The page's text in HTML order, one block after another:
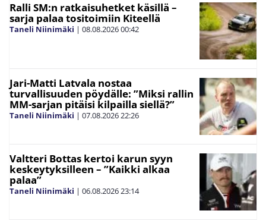
Ralli SM:n ratkaisuhetket käsillä –
sarja palaa tositoimiin Kiteellä
Taneli Niinimäki | 08.08.202600:42
Jari-Matti Latvala nostaa
turvallisuuden pöydälle: ”Miksi rallin
MM-sarjan pitäisi kilpailla siellä?”
Taneli Niinimäki | 07.08.202622:26
Valtteri Bottas kertoi karun syyn
keskeytyksilleen – ”Kaikki alkaa
palaa”
Taneli Niinimäki | 06.08.202623:14